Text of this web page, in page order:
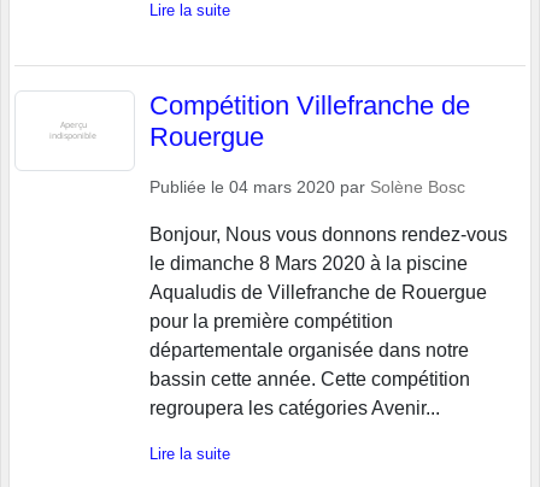
Lire la suite
Compétition Villefranche de
Rouergue
Publiée le 04 mars 2020 par Solène Bosc
Bonjour, Nous vous donnons rendez-vous
le dimanche 8 Mars 2020 à la piscine
Aqualudis de Villefranche de Rouergue
pour la première compétition
départementale organisée dans notre
bassin cette année. Cette compétition
regroupera les catégories Avenir...
Lire la suite